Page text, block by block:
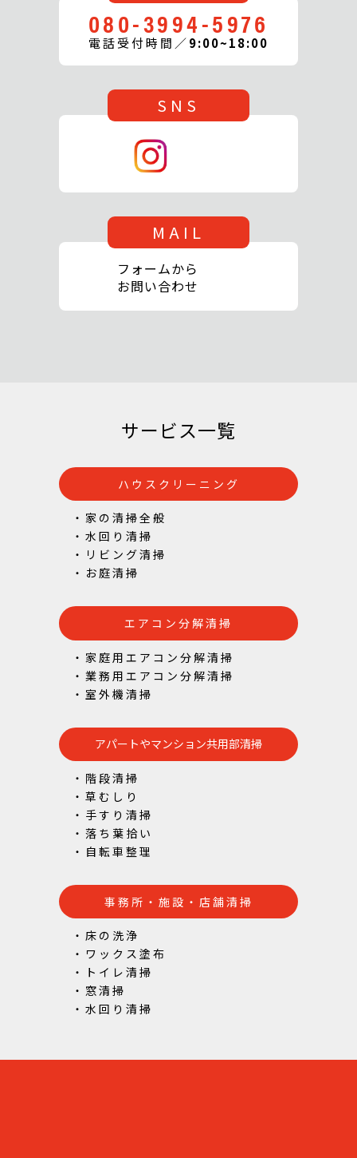
080-3994-5976
電話受付時間／9:00~18:00
SNS
MAIL
フォームから
お問い合わせ
サービス一覧
ハウスクリーニング
・家の清掃全般
・水回り清掃
・リビング清掃
・お庭清掃
エアコン分解清掃
・家庭用エアコン分解清掃
・業務用エアコン分解清掃
・室外機清掃
アパートやマンション共用部清掃
・階段清掃
・草むしり
・手すり清掃
・落ち葉拾い
・自転車整理
事務所・施設・店舗清掃
・床の洗浄
・ワックス塗布
・トイレ清掃
・窓清掃
・水回り清掃